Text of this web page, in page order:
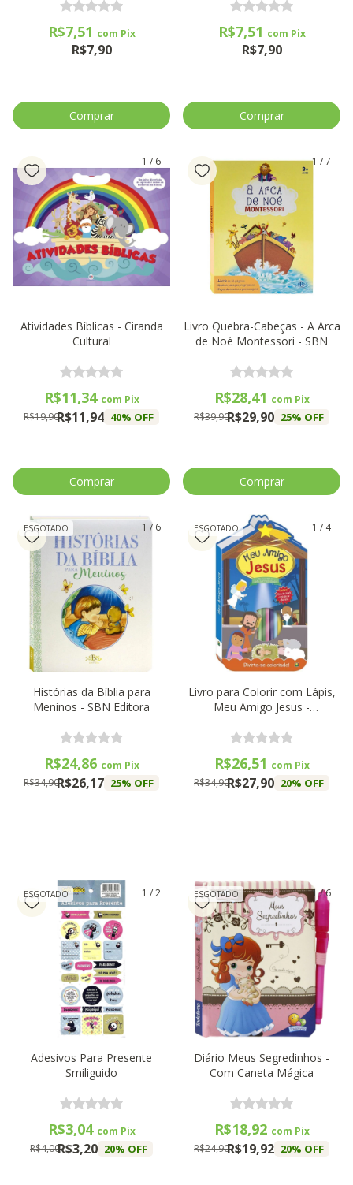
R$7,90
R$7,51 com Pix
R$7,90
R$7,51 com Pix
1 / 6
Atividades Bíblicas - Ciranda
Cultural
R$11,94
R$19,90 40% OFF
R$11,34 com Pix
1 /7
Livro Quebra-Cabeças - A Arca
de Noé Montessori - SBN
R$29,90
R$39,90 25% OFF
R$28,41 com Pix
1 / 6
ESGOTADO
Histórias da Bíblia para
Meninos - SBN Editora
R$26,17
R$34,90 25% OFF
R$24,86 com Pix
1 / 4
ESGOTADO
Livro para Colorir com Lápis,
Meu Amigo Jesus -
R$27,90
R$34,90 20% OFF
R$26,51 com Pix
1 /2
ESGOTADO
Adesivos Para Presente
Smiliguido
R$3,20
R$4,00 20% OFF
R$3,04 com Pix
1/6
ESGOTADO
Diário Meus Segredinhos -
Com Caneta Mágica
R$19,92
R$24,90 20% OFF
R$18,92 com Pix